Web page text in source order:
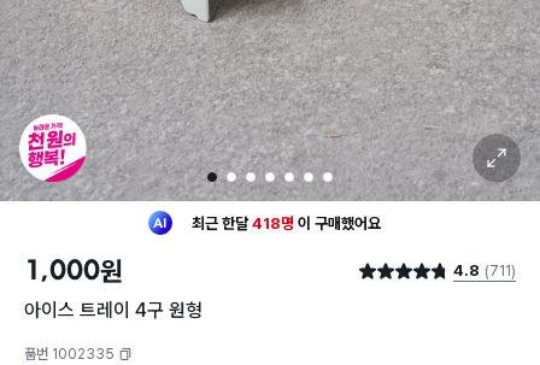
1 2 3 4 5 6 7
확대 보기
최근 한달418명이구매했어요
30대 여성이 가장 많이구매했어요
구매했어요
1,000원 별점 4.8점 4.8 (711)
아이스 트레이 4구 원형
품번 1002335